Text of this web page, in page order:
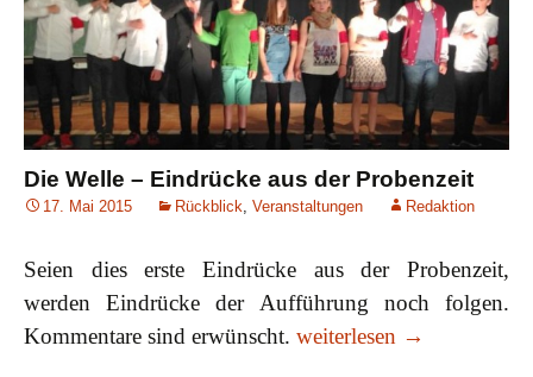
Die Welle – Eindrücke aus der Probenzeit
17. Mai 2015 Rückblick, Veranstaltungen Redaktion
Seien dies erste Eindrücke aus der Probenzeit,
werden Eindrücke der Aufführung noch folgen.
Kommentare sind erwünscht. Die Welle – Eindrücke
weiterlesen →